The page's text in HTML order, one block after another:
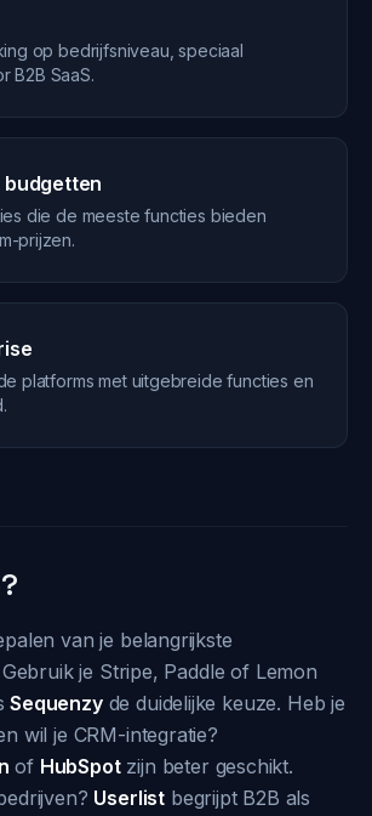
op bedrijfsniveau, speciaal
B2B SaaS.
die de meeste functies bieden
prijzen.
platforms met uitgebreide functies en
van je belangrijkste
je Stripe, Paddle of Lemon
Sequenzyde duidelijke keuze. Heb je
wil je CRM-integratie?
of HubSpotzijn beter geschikt.
Userlist begrijpt B2B als